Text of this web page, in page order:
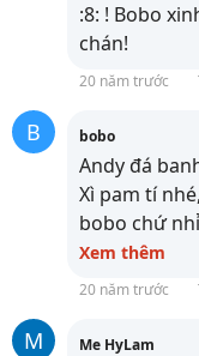
:8: ! Bobo
chán!
20 năm trước
B bobo
Andy đá
Xì pam tí
bobo chứ
Xem thêm
20 năm trước
M Me HyLam